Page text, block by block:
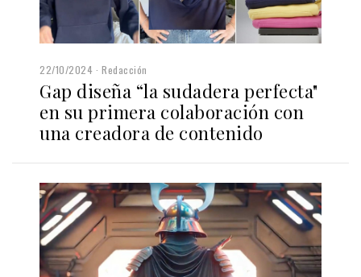
22/10/2024 Redacción
Gap diseña “la sudadera perfecta"
en su primera colaboración con
una creadora de contenido